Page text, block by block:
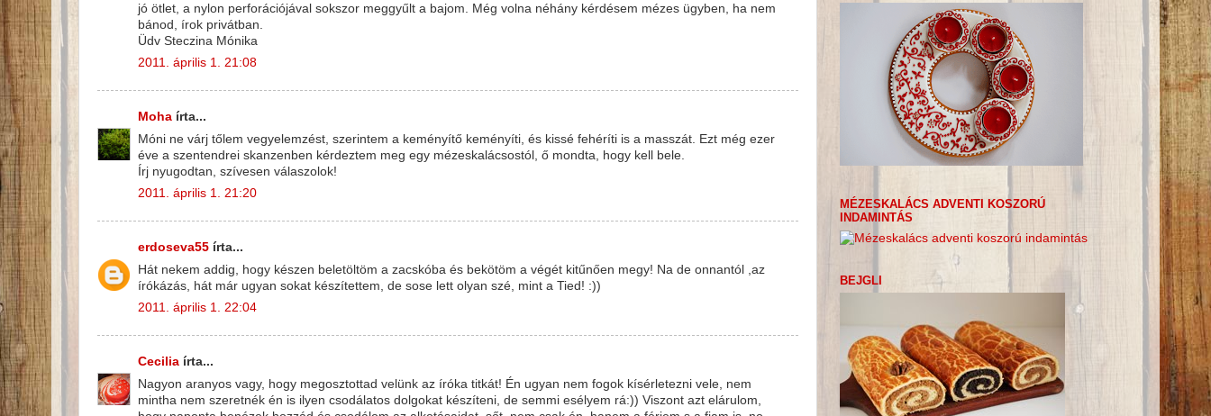
jó ötlet, a nylon perforációjával sokszor meggyűlt a bajom. Még volna néhány kérdésem mézes ügyben, ha nem
bánod, írok privátban.
Üdv Steczina Mónika
2011. április 1. 21:08
Moha írta...
Móni ne várj tőlem vegyelemzést, szerintem a keményítő keményíti, és kissé fehéríti is a masszát. Ezt még ezer
éve a szentendrei skanzenben kérdeztem meg egy mézeskalácsostól, ő mondta, hogy kell bele.
Írj nyugodtan, szívesen válaszolok!
2011. április 1. 21:20
erdoseva55 írta...
Hát nekem addig, hogy készen beletöltöm a zacskóba és bekötöm a végét kitűnően megy! Na de onnantól ,az
írókázás, hát már ugyan sokat készítettem, de sose lett olyan szé, mint a Tied! :))
2011. április 1. 22:04
Cecilia írta...
Nagyon aranyos vagy, hogy megosztottad velünk az íróka titkát! Én ugyan nem fogok kísérletezni vele, nem
mintha nem szeretnék én is ilyen csodálatos dolgokat készíteni, de semmi esélyem rá:)) Viszont azt elárulom,
MÉZESKALÁCS ADVENTI KOSZORÚ
INDAMINTÁS
BEJGLI